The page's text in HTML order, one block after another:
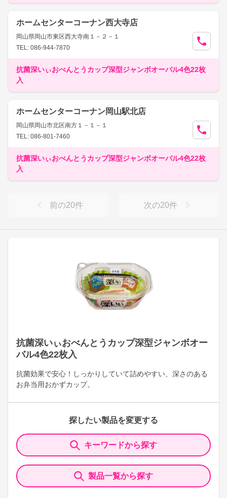
抗菌深いぃおべんとうカップ深型ジャンボオー
バル4色22枚入
抗菌効果で安心！しっかりしていて詰めやすい、深さのある
お弁当用おかずカップ。
探したい製品を変更する
キーワードから探す
製品一覧から探す
ホームセンターコーナン西大寺店
岡山県岡山市東区西大寺南１－２－１
TEL: 086-944-7870
抗菌深いぃおべんとうカップ深型ジャンボオーバル4色22枚
入
ホームセンターコーナン岡山駅北店
岡山県岡山市北区南方１－１－１
TEL: 086-801-7460
抗菌深いぃおべんとうカップ深型ジャンボオーバル4色22枚
入
前の20件 次の20件